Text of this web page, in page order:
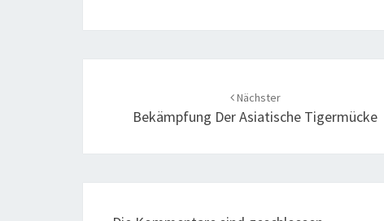
Nächster
Bekämpfung Der Asiatische Tigermücke